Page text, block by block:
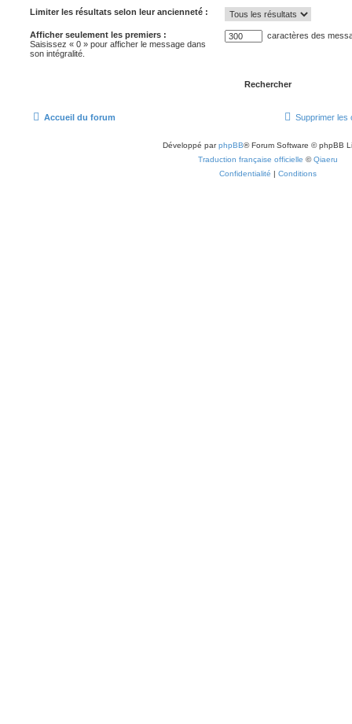
Limiter les résultats selon leur ancienneté :
Afficher seulement les premiers :
Saisissez « 0 » pour afficher le message dans
son intégralité.
caractères des
Accueil du forum Supprimer les
Développé parphpBB® Forum Software © phpBB
Traduction française officielle ©Qiaeru
Confidentialité | Conditions